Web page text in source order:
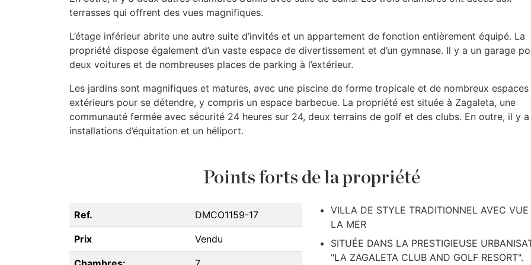
terrasses qui offrent des vues magnifiques.
L’étage inférieur abrite une autre suite d’invités et un appartement de fonction entièrement équipé. La
propriété dispose également d’un vaste espace de divertissement et d’un gymnase. Il y a un garage
deux voitures et de nombreuses places de parking à l’extérieur.
Les jardins sont magnifiques et matures, avec une piscine de forme tropicale et de nombreux espaces
extérieurs pour se détendre, y compris un espace barbecue. La propriété est située à Zagaleta, une
communauté fermée avec sécurité 24 heures sur 24, deux terrains de golf et des clubs. En outre, il y
installations d’équitation et un héliport.
Points forts de la propriété
Ref. DMCO1159-17
Prix Vendu
VILLA DE STYLE TRADITIONNEL AVEC VUE
LA MER
SITUÉE DANS LA PRESTIGIEUSE
"LA ZAGALETA CLUB AND GOLF RESORT".